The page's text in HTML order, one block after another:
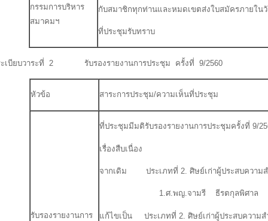
กรรมการบริหาร
สมาคมฯ
กับสมาชิกทุกท่านและหมดเขตส่งใบสมัครภายใน
ที่ประชุมรับทราบ
ะเบียบวาระที่ 2 รับรองรายงานการประชุม ครั้งที่ 9/2560
หัวข้อ สาระการประชุม/ความเห็นที่ประชุม
รับรองรายงานการ
ที่ประชุมมีมติรับรองรายงานการประชุมครั้งที่ 9/
เรื่องสืบเนื่อง
จากเดิม ประเภทที่ 2. ศิษย์เก่าผู้ประสบความส
1.ศ.พญ.จามรี ธีรตกุลพิศา
แก้ไขเป็น ประเภทที่ 2. ศิษย์เก่าผู้ประสบความส